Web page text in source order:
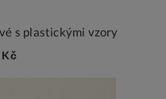
s plastickými vzory